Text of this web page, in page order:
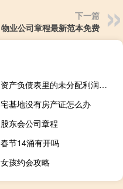
下一篇
物业公司章程最新范本免费
资产负债表里的未分配利润怎么算
宅基地没有房产证怎么办
股东会公司章程
春节14涌有开吗
女孩约会攻略